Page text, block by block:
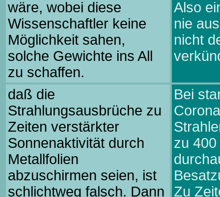
wäre, wobei diese
Wissenschaftler keine
Möglichkeit sahen,
solche Gewichte ins All
zu schaffen.
Also
nie
nicht
daß die
Strahlungsausbrüche zu
Zeiten verstärkter
Sonnenaktivität durch
Metallfolien
abzuschirmen seien, ist
schlichtweg falsch. Dann
Bei
zu
Zu